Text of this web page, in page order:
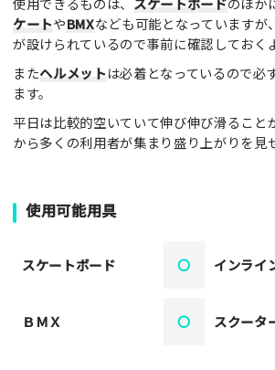
ケートやBMXなども可能となっていますが
が設けられているので事前に確認しておく
またヘルメットは必着となっているので必
ます。
平日は比較的空いていて伸び伸び滑ること
から多くの利用者が集まり盛り上がりを見
使用可能用具
スケートボード 〇 インライ
ＢＭＸ 〇 スクータ